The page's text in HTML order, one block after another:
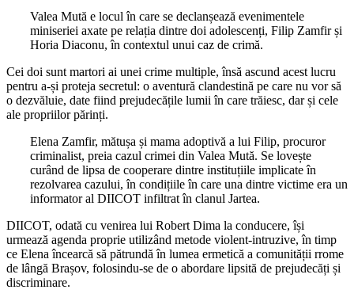
Valea Mută e locul în care se declanșează evenimentele
miniseriei axate pe relația dintre doi adolescenți, Filip Zamfir și
Horia Diaconu, în contextul unui caz de crimă.
Cei doi sunt martori ai unei crime multiple, însă ascund acest lucru
pentru a-și proteja secretul: o aventură clandestină pe care nu vor să
o dezvăluie, date fiind prejudecățile lumii în care trăiesc, dar și cele
ale propriilor părinți.
Elena Zamfir, mătușa și mama adoptivă a lui Filip, procuror
criminalist, preia cazul crimei din Valea Mută. Se lovește
curând de lipsa de cooperare dintre instituțiile implicate în
rezolvarea cazului, în condițiile în care una dintre victime era un
informator al DIICOT infiltrat în clanul Jartea.
DIICOT, odată cu venirea lui Robert Dima la conducere, își
urmează agenda proprie utilizând metode violent-intruzive, în timp
ce Elena încearcă să pătrundă în lumea ermetică a comunității rrome
de lângă Brașov, folosindu-se de o abordare lipsită de prejudecăți și
discriminare.